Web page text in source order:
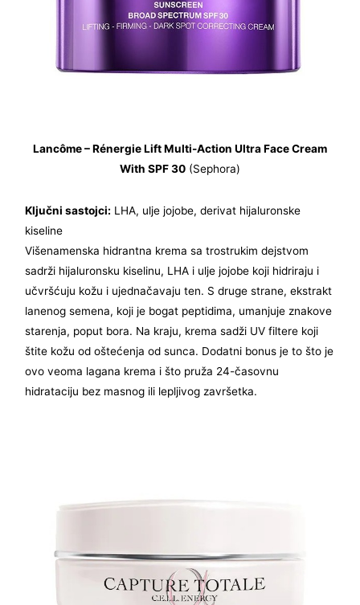
Lancôme – Rénergie Lift Multi-Action Ultra Face Cream
With SPF 30 (Sephora)
Ključni sastojci: LHA, ulje jojobe, derivat hijaluronske
kiseline
Višenamenska hidrantna krema sa trostrukim dejstvom
sadrži hijaluronsku kiselinu, LHA i ulje jojobe koji hidriraju i
učvršćuju kožu i ujednačavaju ten. S druge strane, ekstrakt
lanenog semena, koji je bogat peptidima, umanjuje znakove
starenja, poput bora. Na kraju, krema sadži UV filtere koji
štite kožu od oštećenja od sunca. Dodatni bonus je to što je
ovo veoma lagana krema i što pruža 24-časovnu
hidrataciju bez masnog ili lepljivog završetka.